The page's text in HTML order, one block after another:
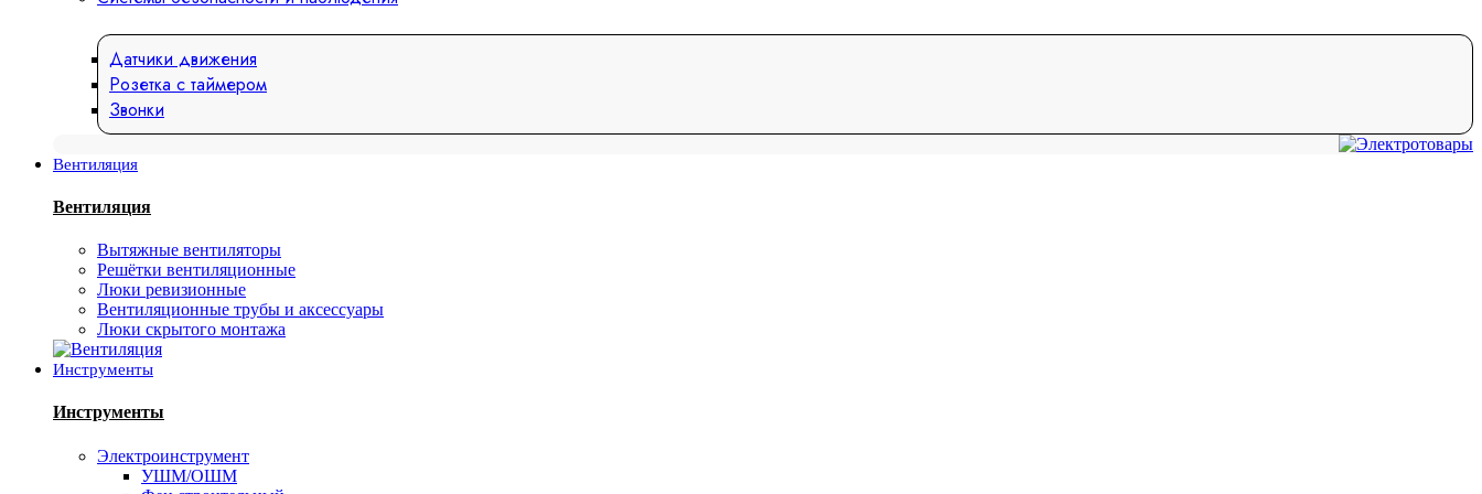
Датчики движения
Розетка с таймером
Звонки
Вентиляция
Вентиляция
Вытяжные вентиляторы
Решётки вентиляционные
Люки ревизионные
Вентиляционные трубы и аксессуары
Люки скрытого монтажа
Инструменты
Инструменты
Электроинструмент
УШМ/ОШМ